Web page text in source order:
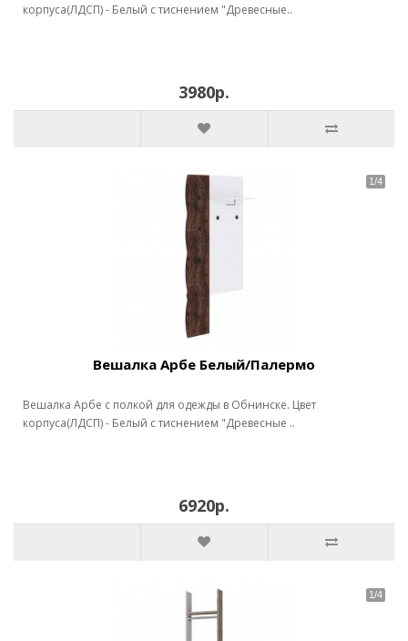
корпуса(ЛДСП) - Белый с тиснением "Древесные..
3980р.
Вешалка Арбе Белый/Палермо
Вешалка Арбе с полкой для одежды в Обнинске. Цвет
корпуса(ЛДСП) - Белый с тиснением "Древесные ..
6920р.